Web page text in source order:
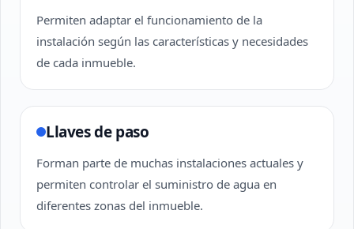
Permiten adaptar el funcionamiento de la
instalación según las características y necesidades
de cada inmueble.
Llaves de paso
Forman parte de muchas instalaciones actuales y
permiten controlar el suministro de agua en
diferentes zonas del inmueble.